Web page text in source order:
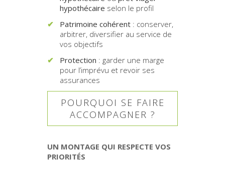
hypothécaire selon le profil
Patrimoine cohérent : conserver,
arbitrer, diversifier au service de
vos objectifs
Protection : garder une marge
pour l’imprévu et revoir ses
assurances
POURQUOI SE FAIRE
ACCOMPAGNER ?
UN MONTAGE QUI RESPECTE VOS
PRIORITÉS